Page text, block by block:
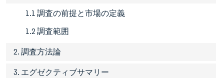
1.1 調査の前提と市場の定義
1.2 調査範囲
2. 調査方法論
3. エグゼクティブサマリー